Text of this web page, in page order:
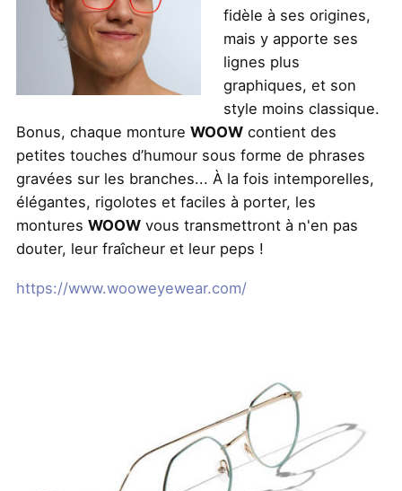
fidèle à ses origines,
mais y apporte ses
lignes plus
graphiques, et son
style moins classique.
Bonus, chaque monture WOOWcontient des
petites touches d’humour sous forme de phrases
gravées sur les branches... À la fois intemporelles,
élégantes, rigolotes et faciles à porter, les
montures WOOWvous transmettront à n'en pas
douter, leur fraîcheur et leur peps !
https://www.wooweyewear.com/
ŒIL ET VISION
TROUBLES DE LA VISION
ILLUSIONS D'OPTIQUE ;-)